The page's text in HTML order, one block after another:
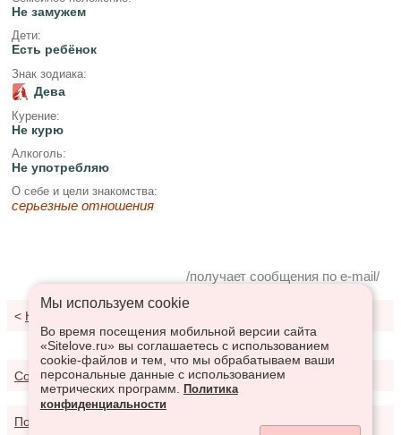
Не замужем
Дети:
Есть ребёнок
Знак зодиака:
Дева
Курение:
Не курю
Алкоголь:
Не употребляю
О себе и цели знакомства:
серьезные отношения
/получает сообщения по e-mail/
< К результатам поиска
Соглашение о предоставлении услуг
Политика конфиденциальности
Мы используем сookie
Во время посещения мобильной версии сайта
«Sitelove.ru» вы соглашаетесь с использованием
cookie-файлов и тем, что мы обрабатываем ваши
персональные данные с использованием
метрических программ.
Политика
конфиденциальности